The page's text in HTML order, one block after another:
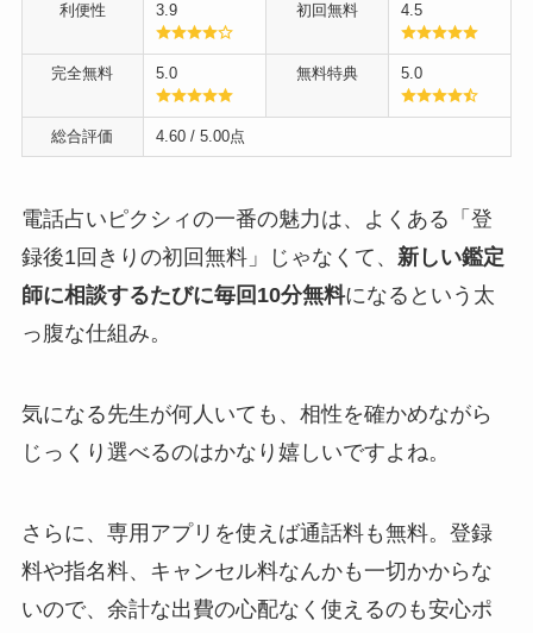
利便性 3.9 初回無料 4.5
完全無料 5.0 無料特典 5.0
総合評価 4.60/ 5.00点
電話占いピクシィの一番の魅力は、よくある「登
録後1回きりの初回無料」じゃなくて、 新しい鑑定
師に相談するたびに毎回10分無料になるという太
っ腹な仕組み。
気になる先生が何人いても、相性を確かめながら
じっくり選べるのはかなり嬉しいですよね。
さらに、専用アプリを使えば通話料も無料。登録
料や指名料、キャンセル料なんかも一切かからな
いので、余計な出費の心配なく使えるのも安心ポ